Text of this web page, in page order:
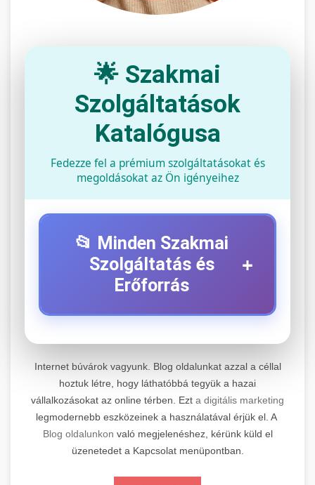
🌟 Szakmai
Szolgáltatások
Katalógusa
Fedezze fel a prémium szolgáltatásokat és
megoldásokat az Ön igényeihez
📂 Minden Szakmai
Szolgáltatás és
Erőforrás
+
+
Professzionális elektromos roller javítási és
karbantartási szolgáltatások. Szakértő
technikusaink minőségi szervízt nyújtanak
minden jelentős márkához és modellhez.
Szervizközpont Látogatása
📊 2. Online Marketing
Ügynökség
+
Átfogó online marketing szolgáltatások,
beleértve a SEO-t, közösségi média kezelést és
Internet búvárok vagyunk. Blog oldalunkat azzal a céllal
hoztuk létre, hogy láthatóbbá tegyük a hazai
vállalkozásokat az online térben. Ezt a digitális marketing
legmodernebb eszközeinek a használatával érjük el. A
Blog oldalunkon való megjelenéshez, kérünk küld el
üzenetedet a Kapcsolat menüpontban.